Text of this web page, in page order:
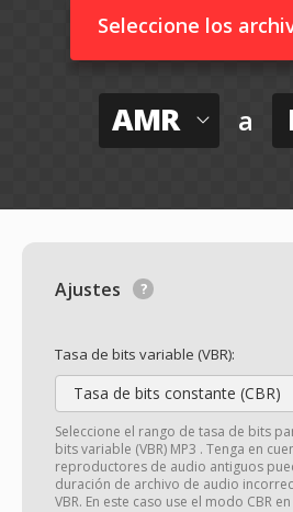
Seleccione los
AMR a
Ajustes
Tasa de bits variable (VBR):
Tasa de bits constante (CBR)
Seleccione el rango de tasa de bits
bits variable (VBR) MP3 . Tenga en
reproductores de audio antiguos
duración de archivo de audio
VBR. En este caso use el modo CBR